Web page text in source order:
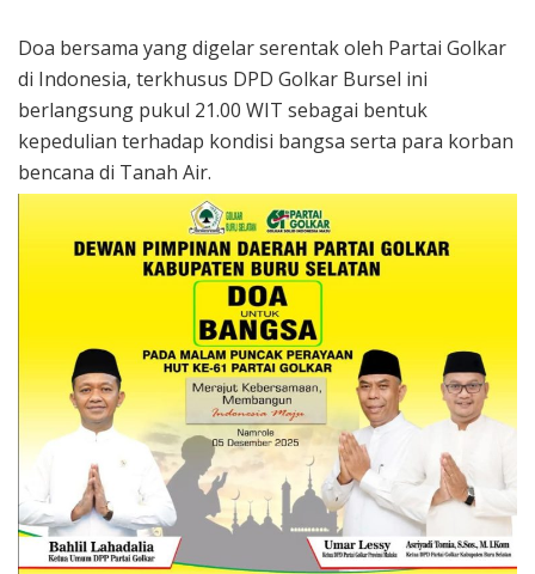
Doa bersama yang digelar serentak oleh Partai Golkar
di Indonesia, terkhusus DPD Golkar Bursel ini
berlangsung pukul 21.00 WIT sebagai bentuk
kepedulian terhadap kondisi bangsa serta para korban
bencana di Tanah Air.